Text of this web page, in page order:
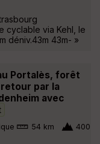
cyclable via Kehl, le
déniv.43m 43m- »
Portalès, forêt
par la
avec
54 km
400